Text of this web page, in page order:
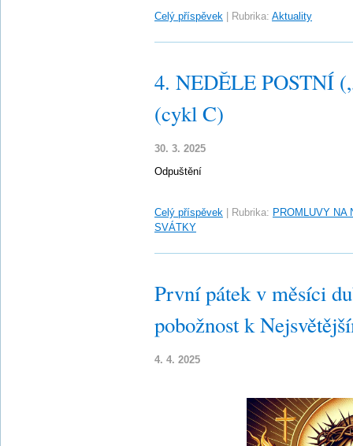
Celý příspěvek Rubrika: Aktuality
4. NEDĚLE POSTNÍ
(cykl C)
30. 3. 2025
Odpuštění
Celý příspěvek Rubrika: PROMLUVY NA
SVÁTKY
První pátek v měsíci
pobožnost k
4. 4. 2025